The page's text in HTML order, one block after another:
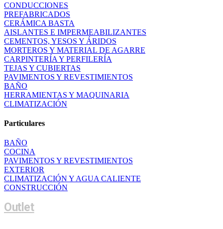
CONDUCCIONES
PREFABRICADOS
CERÁMICA BASTA
AISLANTES E IMPERMEABILIZANTES
CEMENTOS, YESOS Y ÁRIDOS
MORTEROS Y MATERIAL DE AGARRE
CARPINTERÍA Y PERFILERÍA
TEJAS Y CUBIERTAS
PAVIMENTOS Y REVESTIMIENTOS
BAÑO
HERRAMIENTAS Y MAQUINARIA
CLIMATIZACIÓN
Particulares
BAÑO
COCINA
PAVIMENTOS Y REVESTIMIENTOS
EXTERIOR
CLIMATIZACIÓN Y AGUA CALIENTE
CONSTRUCCIÓN
Outlet